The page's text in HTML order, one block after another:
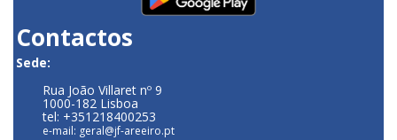
Contactos
Sede:
Rua João Villaret nº 9
1000-182 Lisboa
tel: +351218400253
e-mail: geral@jf-areeiro.pt